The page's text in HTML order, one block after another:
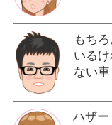
もち
いる
ない車
ハザー